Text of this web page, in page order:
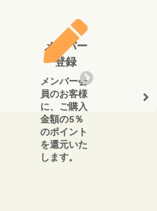
メンバー
登録
メンバー会
員のお客様
に、ご購入
金額の5％
のポイント
を還元いた
します。